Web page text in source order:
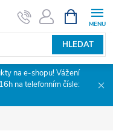
HLEDAT
NÁKUPNÍ
KOŠÍK
na e-shopu! Vážení
na telefonním čísle: